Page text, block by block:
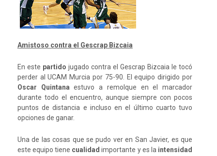
Amistoso contra el Gescrap Bizcaia
En este partido jugado contra el Gescrap Bizcaia le tocó
perder al UCAM Murcia por 75-90. El equipo dirigido por
Oscar Quintana estuvo a remolque en el marcador
durante todo el encuentro, aunque siempre con pocos
puntos de distancia e incluso en el último cuarto tuvo
opciones de ganar.
Una de las cosas que se pudo ver en San Javier, es que
este equipo tiene cualidad importante y es la intensidad